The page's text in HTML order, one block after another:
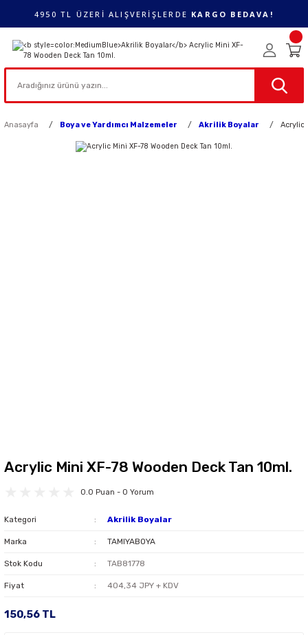
4950 TL ÜZERİ ALIŞVERİŞLERDE KARGO BEDAVA!
Anasayfa Boya ve Yardımcı Malzemeler Akrilik Boyalar Acrylic
Acrylic Mini XF-78 Wooden Deck Tan 10ml.
0.0 Puan - 0 Yorum
Kategori Akrilik Boyalar
Marka TAMIYABOYA
Stok Kodu TAB81778
Fiyat 404,34 JPY + KDV
150,56 TL